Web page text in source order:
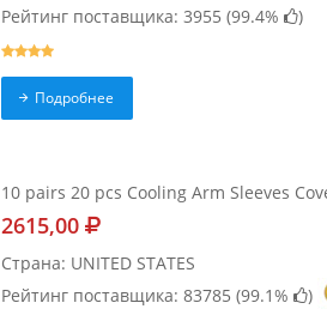
Рейтинг поставщика: 3955 (99.4% )
Подробнее
10 pairs 20 pcs Cooling Arm Sleeves
2615,00
Страна: UNITED STATES
Рейтинг поставщика: 83785 (99.1% )